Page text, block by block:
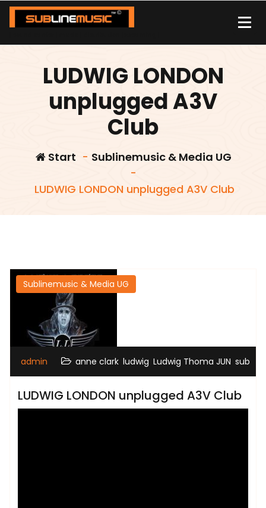
Zum
Inhalt
LUDWIG LONDON
unplugged A3V
Club
Start - Sublinemusic & Media UG
-
LUDWIG LONDON unplugged A3V Club
Sublinemusic & Media UG
admin anne clark ludwig Ludwig Thoma JUN sub
LUDWIG LONDON unplugged A3V Club